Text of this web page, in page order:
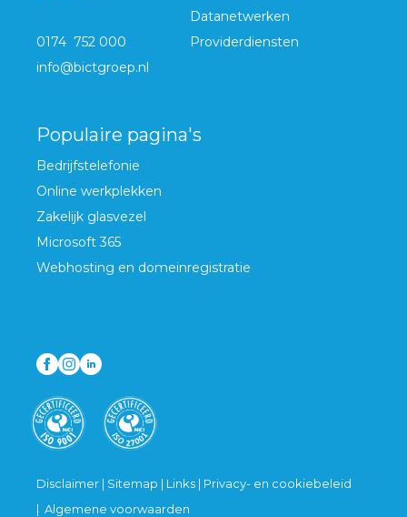
0174 752 000
info@bictgroep.nl
Datanetwerken
Providerdiensten
Populaire pagina's
Bedrijfstelefonie
Online werkplekken
Zakelijk glasvezel
Microsoft 365
Webhosting en domeinregistratie
Disclaimer | Sitemap | Links | Privacy- en cookiebeleid
| Algemene voorwaarden